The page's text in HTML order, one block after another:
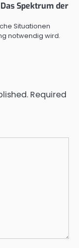
Spektrum der
Situationen
notwendig wird.
Required